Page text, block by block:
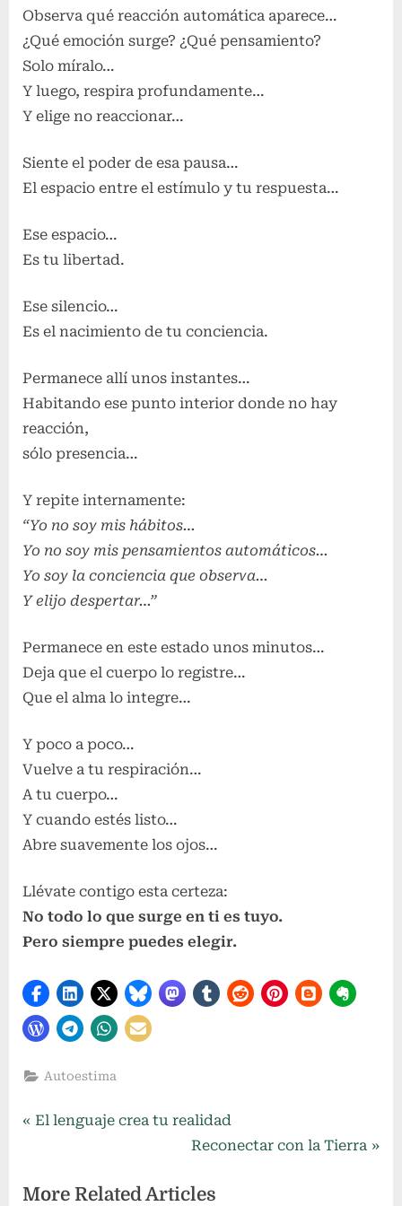
Observa qué reacción automática aparece…
¿Qué emoción surge? ¿Qué pensamiento?
Solo míralo…
Y luego, respira profundamente…
Y elige no reaccionar…
Siente el poder de esa pausa…
El espacio entre el estímulo y tu respuesta…
Ese espacio…
Es tu libertad.
Ese silencio…
Es el nacimiento de tu conciencia.
Permanece allí unos instantes…
Habitando ese punto interior donde no hay
reacción,
sólo presencia…
Y repite internamente:
“Yo no soy mis hábitos…
Yo no soy mis pensamientos automáticos…
Yo soy la conciencia que observa…
Y elijo despertar…”
Permanece en este estado unos minutos…
Deja que el cuerpo lo registre…
Que el alma lo integre…
Y poco a poco…
Vuelve a tu respiración…
A tu cuerpo…
Y cuando estés listo…
Abre suavemente los ojos…
Llévate contigo esta certeza:
No todo lo que surge en ti es tuyo.
Pero siempre puedes elegir.
Autoestima
Navegación
P
v
El lenguaje crea tu realidad
N
x
Reconectar con la Tierra
More Related Articles